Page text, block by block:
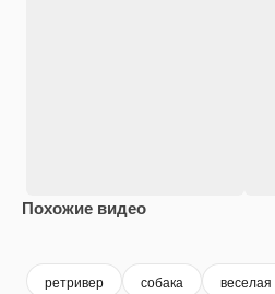
Похожие видео
ретривер собака веселая